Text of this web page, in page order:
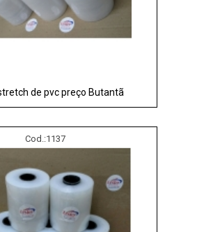
de pvc preço Butantã
Cod.:1137